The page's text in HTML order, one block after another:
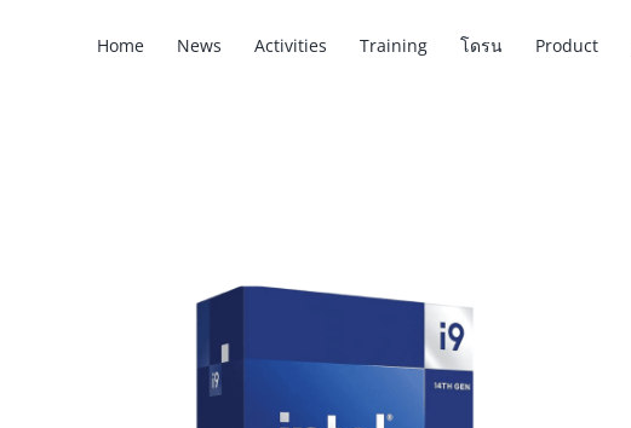
Home News Activities Training โดรน Product